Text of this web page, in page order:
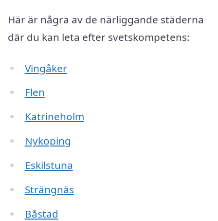
Här är några av de närliggande städerna
där du kan leta efter svetskompetens:
Vingåker
Flen
Katrineholm
Nyköping
Eskilstuna
Strängnäs
Båstad